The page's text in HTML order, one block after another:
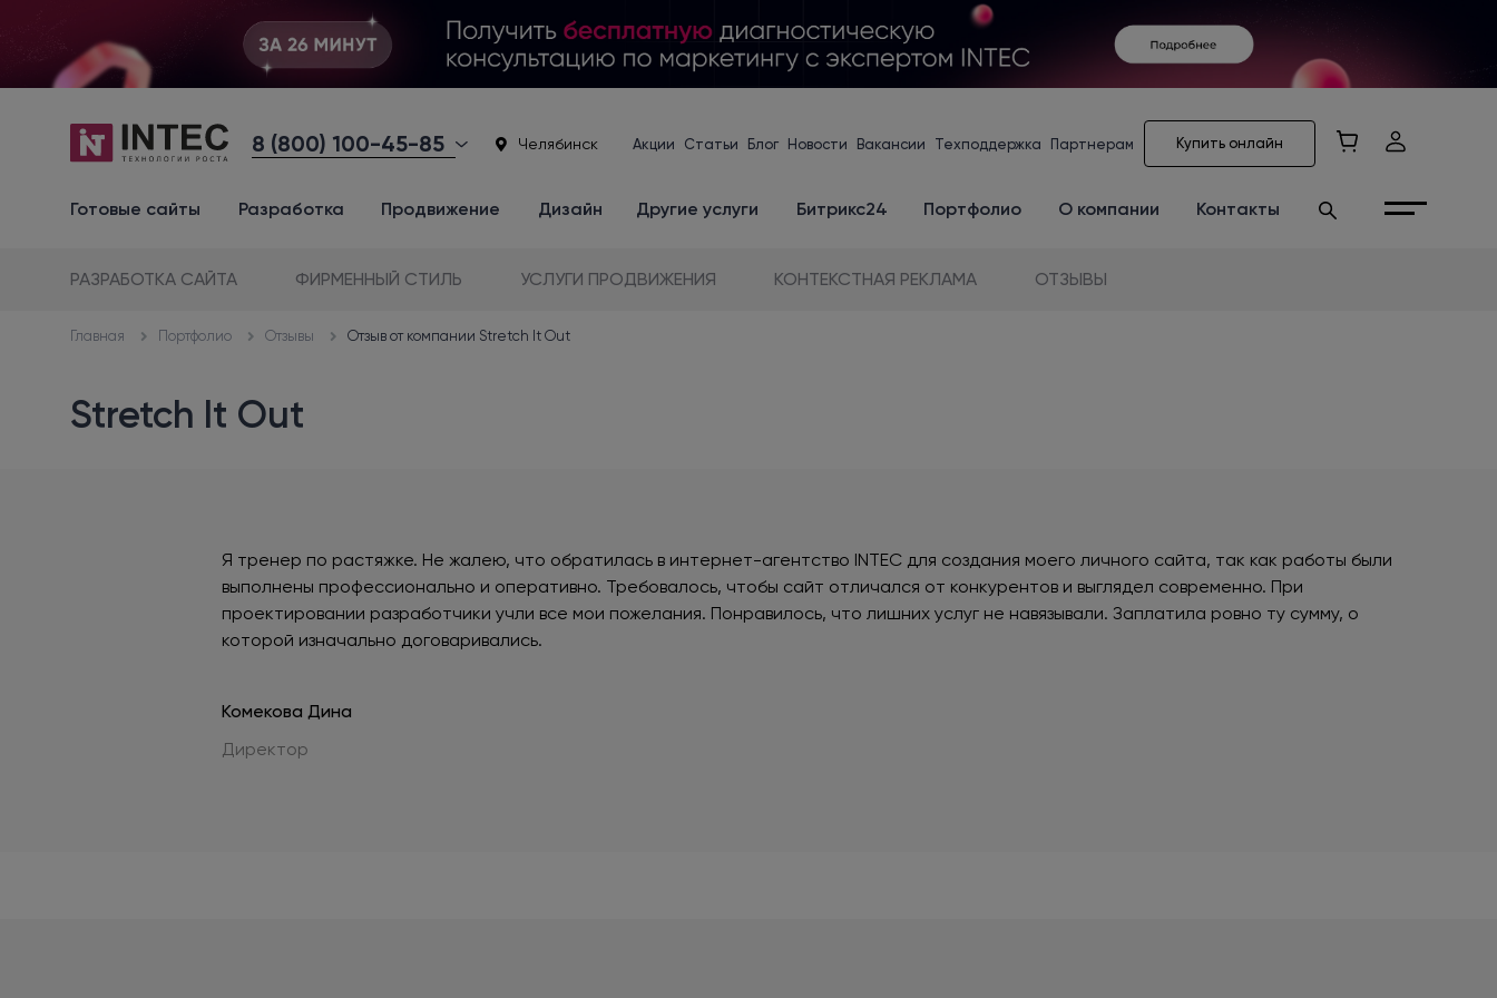
8 (800) 100-45-85 Челябинск Акции Статьи Блог Новости Вакансии Техподдержка Партнерам Купить онлайн
Готовые сайты Разработка Продвижение Дизайн Другие услуги Битрикс24 Портфолио О компании Контакты
РАЗРАБОТКА САЙТА ФИРМЕННЫЙ СТИЛЬ УСЛУГИ ПРОДВИЖЕНИЯ КОНТЕКСТНАЯ РЕКЛАМА ОТЗЫВЫ
Главная Портфолио Отзывы Отзыв от компании Stretch It Out
Stretch It Out
Я тренер по растяжке. Не жалею, что обратилась в интернет-агентство INTEC для создания моего личного сайта, так как работы были
выполнены профессионально и оперативно. Требовалось, чтобы сайт отличался от конкурентов и выглядел современно. При
проектировании разработчики учли все мои пожелания. Понравилось, что лишних услуг не навязывали. Заплатила ровно ту сумму, о
которой изначально договаривались.
Комекова Дина
Директор